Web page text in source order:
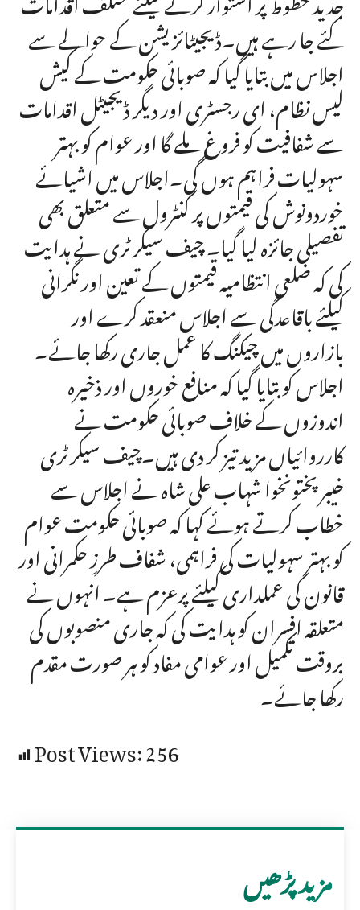
کئے جا رہے ہیں۔ڈیجیٹائزیشن کے حوالے سے
اجلاس میں بتایا گیا کہ صوبائی حکومت کے کیش
لیس نظام، ای رجسٹری اور دیگر ڈیجیٹل اقدامات
سے شفافیت کو فروغ ملے گا اور عوام کو بہتر
سہولیات فراہم ہوں گی۔اجلاس میں اشیائے
خوردونوش کی قیمتوں پر کنٹرول سے متعلق بھی
تفصیلی جائزہ لیا گیا۔ چیف سیکرٹری نے ہدایت
کی کہ ضلعی انتظامیہ قیمتوں کے تعین اور نگرانی
کیلئے باقاعدگی سے اجلاس منعقد کرے اور
بازاروں میں چیکنگ کا عمل جاری رکھا جائے۔
اجلاس کو بتایا گیا کہ منافع خوروں اور ذخیرہ
اندوزوں کے خلاف صوبائی حکومت نے
کارروائیاں مزید تیز کر دی ہیں۔چیف سیکرٹری
خیبرپختونخوا شہاب علی شاہ نے اجلاس سے
خطاب کرتے ہوئے کہا کہ صوبائی حکومت عوام
کو بہتر سہولیات کی فراہمی، شفاف طرزِ حکمرانی اور
قانون کی عملداری کیلئے پرعزم ہے۔ انہوں نے
متعلقہ افسران کو ہدایت کی کہ جاری منصوبوں کی
بروقت تکمیل اور عوامی مفاد کو ہر صورت مقدم
رکھا جائے۔
Post Views:256
مزید پڑھیں